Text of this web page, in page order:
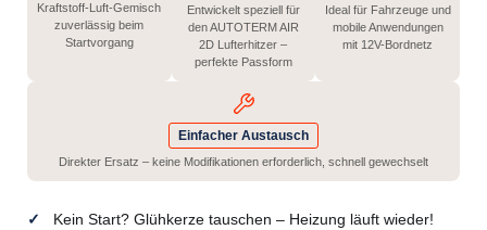
Kraftstoff-Luft-Gemisch
zuverlässig beim
Startvorgang
Entwickelt speziell für
den AUTOTERM AIR
2D Lufterhitzer –
perfekte Passform
Ideal für Fahrzeuge und
mobile Anwendungen
mit 12V-Bordnetz
Einfacher Austausch
Direkter Ersatz – keine Modifikationen erforderlich, schnell gewechselt
Kein Start? Glühkerze tauschen – Heizung läuft wieder!